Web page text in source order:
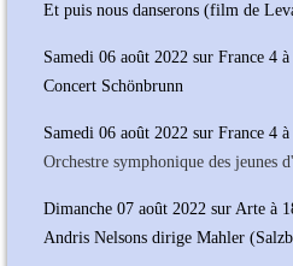
Et puis nous danserons (film de
Samedi 06 août 2022 sur France 4
Concert Schönbrunn
Samedi 06 août 2022 sur France 4
Orchestre symphonique des jeunes
Dimanche 07 août 2022 sur Arte à
Andris Nelsons dirige Mahler